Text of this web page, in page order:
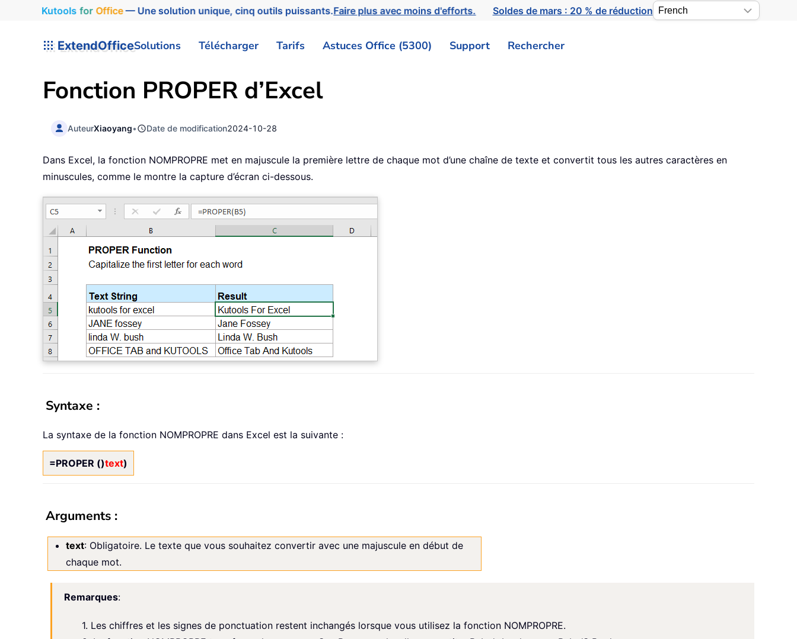
Kutools for Office— Une solution unique, cinq outils puissants.Faire plus avec moins d'efforts. Soldes de mars : 20 % de réduction
ExtendOfficeSolutions Télécharger Tarifs Astuces Office (5300) Support Rechercher
Fonction PROPER d’Excel
AuteurXiaoyang• Date de modification2024-10-28
Dans Excel, la fonction NOMPROPRE met en majuscule la première lettre de chaque mot d’une chaîne de texte et convertit tous les autres caractères en
minuscules, comme le montre la capture d’écran ci-dessous.
Syntaxe :
La syntaxe de la fonction NOMPROPRE dans Excel est la suivante :
=PROPER ()text)
Arguments :
text: Obligatoire. Le texte que vous souhaitez convertir avec une majuscule en début de
chaque mot.
Remarques:
1. Les chiffres et les signes de ponctuation restent inchangés lorsque vous utilisez la fonction NOMPROPRE.